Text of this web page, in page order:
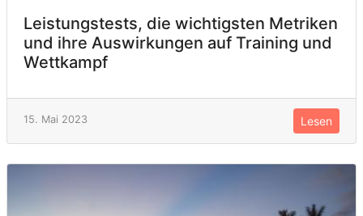
Leistungstests, die wichtigsten Metriken
und ihre Auswirkungen auf Training und
Wettkampf
15. Mai 2023 Lesen